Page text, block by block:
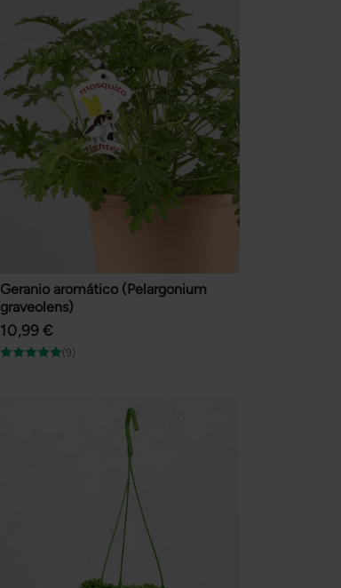
Geranio aromático (Pelargonium
graveolens)
10,99 €
(9)